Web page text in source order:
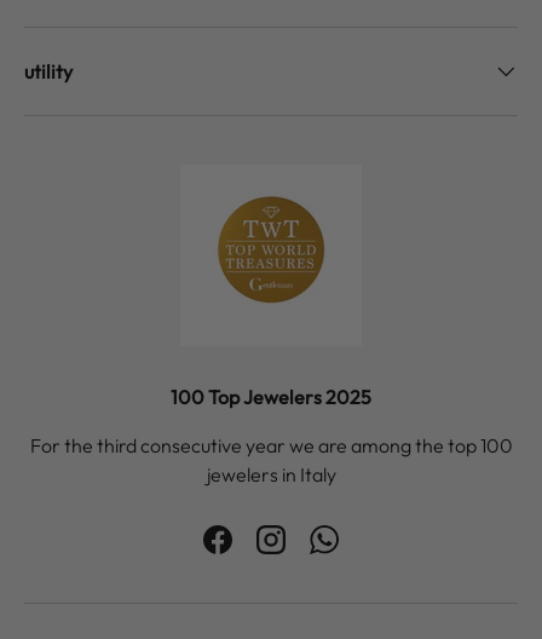
utility
100 Top Jewelers 2025
For the third consecutive year we are among the top 100
jewelers in Italy
FacebookInstagramWhatsApp